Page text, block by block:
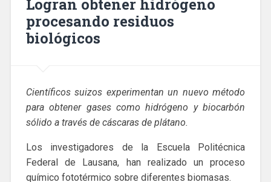
Logran obtener hidrógeno
procesando residuos
biológicos
Científicos suizos experimentan un nuevo método
para obtener gases como hidrógeno y biocarbón
sólido a través de cáscaras de plátano.
Los investigadores de la Escuela Politécnica
Federal de Lausana, han realizado un proceso
químico fototérmico sobre diferentes biomasas.